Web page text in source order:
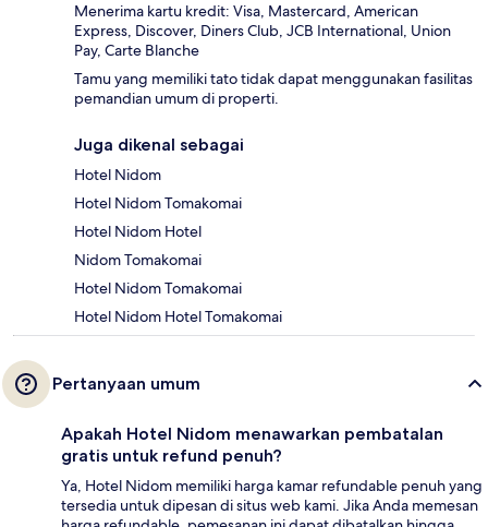
Menerima kartu kredit: Visa, Mastercard, American
Express, Discover, Diners Club, JCB International, Union
Pay, Carte Blanche
Tamu yang memiliki tato tidak dapat menggunakan fasilitas
pemandian umum di properti.
Juga dikenal sebagai
Hotel Nidom
Hotel Nidom Tomakomai
Hotel Nidom Hotel
Nidom Tomakomai
Hotel Nidom Tomakomai
Hotel Nidom Hotel Tomakomai
Pertanyaan umum
Apakah Hotel Nidom menawarkan pembatalan
gratis untuk refund penuh?
Ya, Hotel Nidom memiliki harga kamar refundable penuh yang
tersedia untuk dipesan di situs web kami. Jika Anda memesan